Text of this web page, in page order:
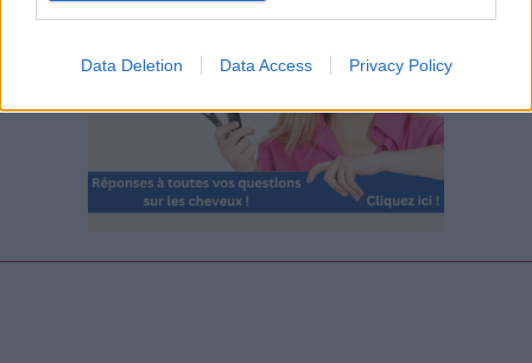
Data Deletion Data Access Privacy Policy